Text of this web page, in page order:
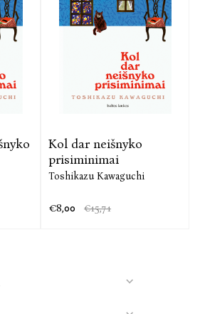
Kol dar neišnyko
prisiminimai
Toshikazu Kawaguchi
€8,00 €15,71